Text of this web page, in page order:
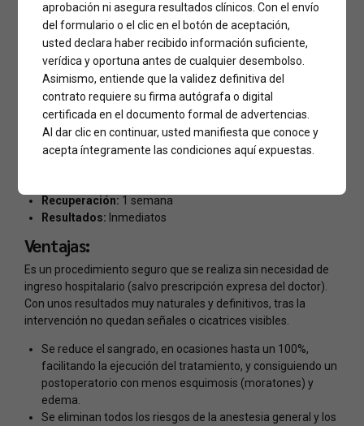
Rinoplastia
es un procedimiento estético que se realiza a
través de una intervención quirúrgica en donde se consigue
mejorar el dorso, la punta o los orificios nasales de la nariz
según sea el caso. Este tratamiento está principalmente
aconsejado en pacientes que busquen reducir o aumentar el
tamaño y forma de su nariz, generalmente es más frecuente
realizarlo en personas con perfil aguileño o protuberante.
Tiempo quirúrgico:40 minutos a 1 hora
Recuperación: 1 semana
Resultados: Inmediatos
Ventajas:
Es un procedimiento seguro que se realiza sin necesidad de
ingreso hospitalario (salvo prescripción expresa del doctor).
Con unos resultados muy naturales y definitivos, tras la
intervención no quedan señales o cicatrices visibles.
Se reduce el sangrado, en ocasiones hasta un 100%,
facilitando la ejecución del tratamiento, y consiguiendo un
postoperatorio con menos esquimosis (moratones) y
edema.
Se eliminan todos los riesgos de la anestesia general y los
aprobación ni asegura resultados clínicos. Con el envío
del formulario o el clic en el botón de aceptación,
usted declara haber recibido información suficiente,
verídica y oportuna antes de cualquier desembolso.
Asimismo, entiende que la validez definitiva del
contrato requiere su firma autógrafa o digital
certificada en el documento formal de advertencias.
Al dar clic en continuar, usted manifiesta que conoce y
acepta íntegramente las condiciones aquí expuestas.
WhatsApp